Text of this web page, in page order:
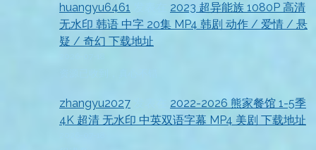
huangyu6461
2023 超异能族 1080P 高清
无水印 韩语 中字 20集 MP4 韩剧 动作 / 爱情 / 悬
疑 / 奇幻 下载地址
zhangyu2027
2022-2026 熊家餐馆 1-5季
4K 超清 无水印 中英双语字幕 MP4 美剧 下载地址